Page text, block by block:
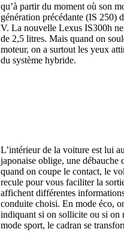
qu’à partir du moment où son
génération précédante (IS 250)
V. La nouvelle Lexus IS300h
de 2,5 litres. Mais quand on
moteur, on a surtout les yeux
du système hybride.
L’intérieur de la voiture est lui
japonaise oblige, une débauche
quand on coupe le contact, le
recule pour vous faciliter la
affichent différentes
conduite choisi. En mode éco,
indiquant si on sollicite ou si on
mode sport, le cadran se